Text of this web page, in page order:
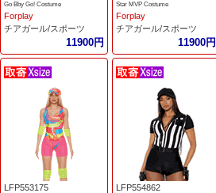
Go Bby Go! Costume
Forplay
チアガール/スポーツ
11900円
Star MVP Costume
Forplay
チアガール/スポーツ
11900円
LFP553175 LFP554862